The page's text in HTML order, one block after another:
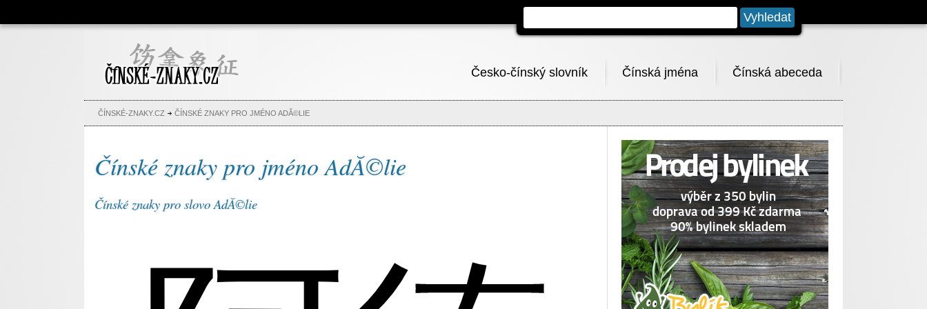
Čínské znaky, česko-čínský
slovník, abeceda, jména,
tetování
Česko-čínský slovník Čínská jména Čínská abeceda
ČÍNSKÉ-ZNAKY.CZ ČÍNSKÉ ZNAKY PRO JMÉNO ADĂ©LIE
Čínské znaky pro jméno AdĂ©lie
Čínské znaky pro slovo AdĂ©lie